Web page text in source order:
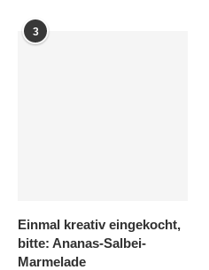
3
Einmal kreativ eingekocht,
bitte: Ananas-Salbei-
Marmelade